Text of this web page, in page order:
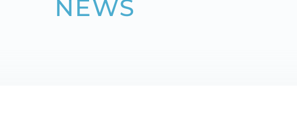
NEWS